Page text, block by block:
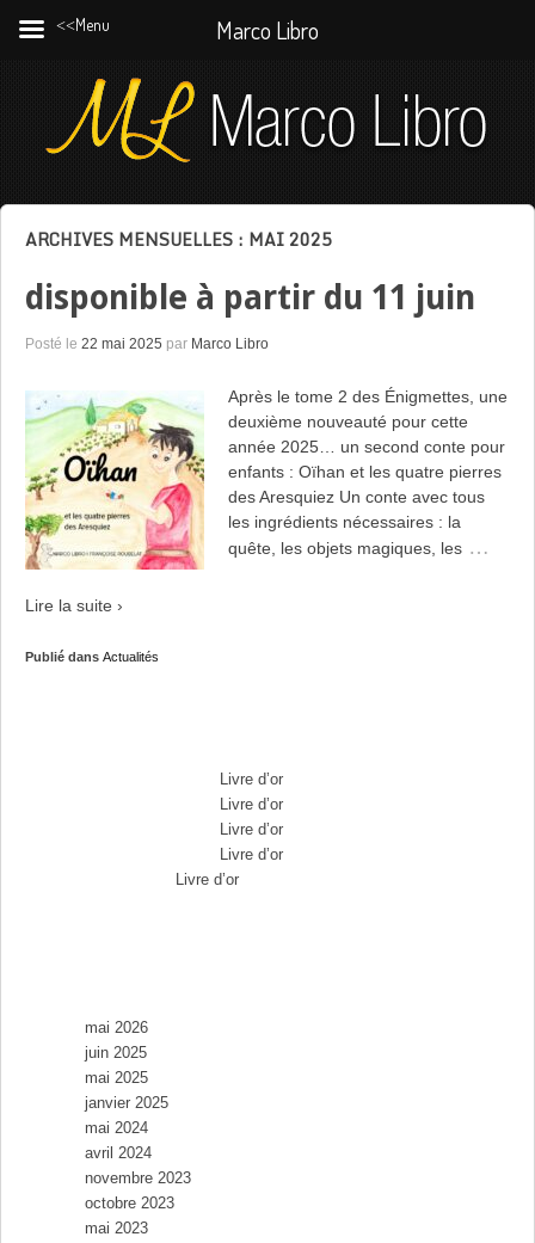
ARCHIVES MENSUELLES : MAI 2025
disponible à partir du 11 juin
Posté le 22 mai 2025 par Marco Libro
Après le tome 2 des Énigmettes, une
deuxième nouveauté pour cette
année 2025… un second conte pour
enfants : Oïhan et les quatre pierres
des Aresquiez Un conte avec tous
les ingrédients nécessaires : la
quête, les objets magiques, les …
Lire la suite ›
Publié dans Actualités
Livre d’or
Livre d’or
Livre d’or
Livre d’or
Livre d’or
mai 2026
juin 2025
mai 2025
janvier 2025
mai 2024
avril 2024
novembre 2023
octobre 2023
mai 2023
˂˂Menu Marco Libro